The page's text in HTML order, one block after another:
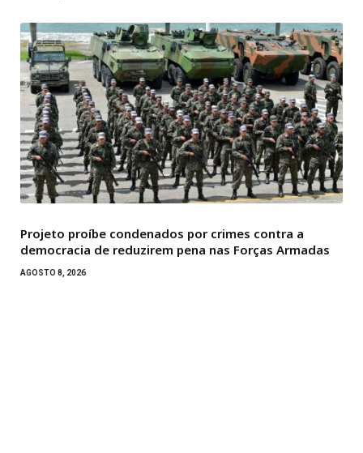
Projeto proíbe condenados por crimes contra a
democracia de reduzirem pena nas Forças Armadas
AGOSTO 8, 2026